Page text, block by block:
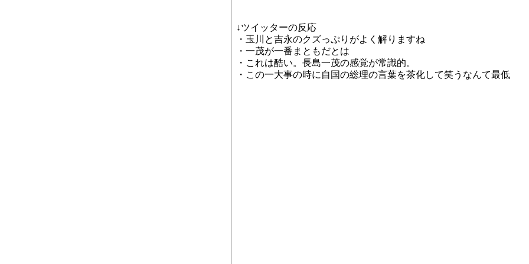
↓ツイッターの反応
・玉川と吉永のクズっぷりがよく解りますね
・一茂が一番まともだとは
・これは酷い。長島一茂の感覚が常識的。
・この一大事の時に自国の総理の言葉を茶化して笑うなんて最低